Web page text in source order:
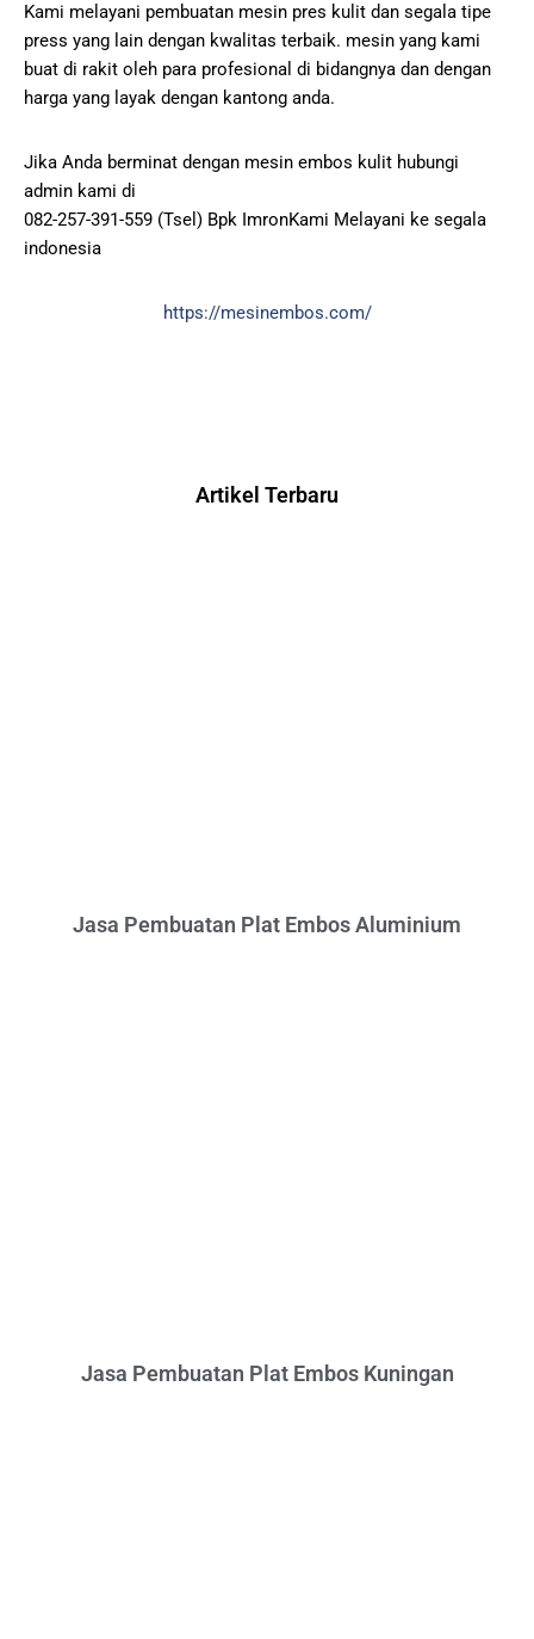
Kami melayani pembuatan mesin pres kulit dan segala tipe
press yang lain dengan kwalitas terbaik. mesin yang kami
buat di rakit oleh para profesional di bidangnya dan dengan
harga yang layak dengan kantong anda.
Jika Anda berminat dengan mesin embos kulit hubungi
admin kami di
082-257-391-559 (Tsel) Bpk ImronKami Melayani ke segala
indonesia
https://mesinembos.com/
Artikel Terbaru
Jasa Pembuatan Plat Embos Aluminium
Jasa Pembuatan Plat Embos Kuningan